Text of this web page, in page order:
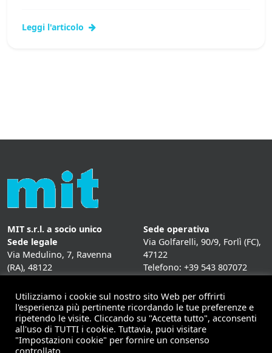
Leggi l'articolo
MIT s.r.l. a socio unico
Sede legale
Via Medulino, 7, Ravenna
(RA), 48122
Sede operativa
Via Golfarelli, 90/9, Forlì (FC),
47122
Telefono: +39 543 807072
Mail: info@mitweb.it
INFORMATIVE
Privacy Policy
Cookie Policy
Utilizziamo i cookie sul nostro sito Web per offrirti
l'esperienza più pertinente ricordando le tue preferenze e
ripetendo le visite. Cliccando su "Accetta tutto", acconsenti
all'uso di TUTTI i cookie. Tuttavia, puoi visitare
"Impostazioni cookie" per fornire un consenso
controllato.